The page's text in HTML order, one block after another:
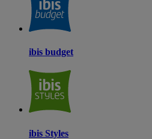
ibis budget
ibis Styles